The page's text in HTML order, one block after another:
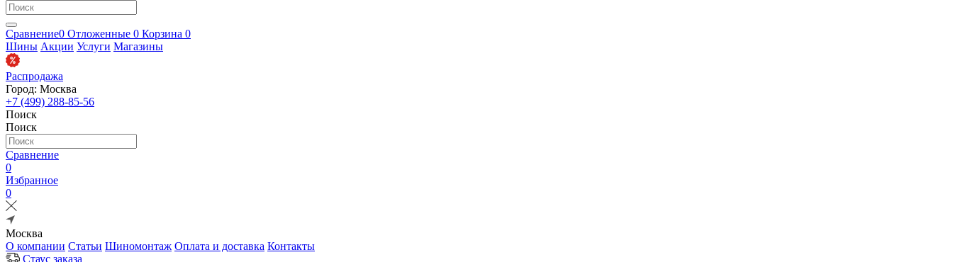
Сравнение0 Отложенные 0 Корзина 0
Шины Акции Услуги Магазины
Распродажа
Город: Москва
+7 (499) 288-85-56
Поиск
Поиск
Сравнение
0
Избранное
0
Москва
О компании Статьи Шиномонтаж Оплата и доставка Контакты
Стаус заказа